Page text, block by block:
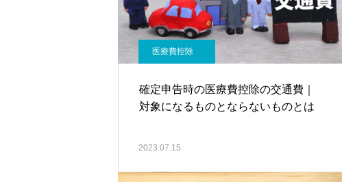
医療費控除
確定申告時の医療費控除の交通費｜
対象になるものとならないものとは
2023.07.15